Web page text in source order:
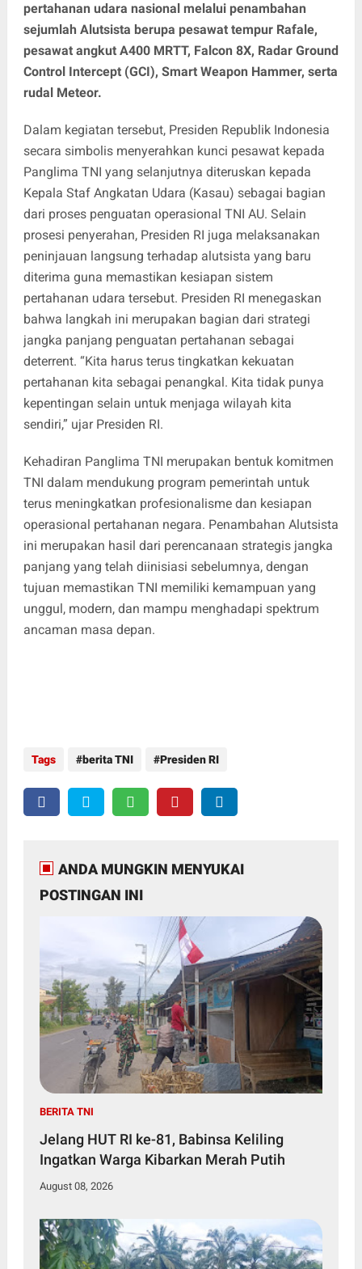
pertahanan udara nasional melalui penambahan
sejumlah Alutsista berupa pesawat tempur Rafale,
pesawat angkut A400 MRTT, Falcon 8X, Radar Ground
Control Intercept (GCI), Smart Weapon Hammer, serta
rudal Meteor.
Dalam kegiatan tersebut, Presiden Republik Indonesia
secara simbolis menyerahkan kunci pesawat kepada
Panglima TNI yang selanjutnya diteruskan kepada
Kepala Staf Angkatan Udara (Kasau) sebagai bagian
dari proses penguatan operasional TNI AU. Selain
prosesi penyerahan, Presiden RI juga melaksanakan
peninjauan langsung terhadap alutsista yang baru
diterima guna memastikan kesiapan sistem
pertahanan udara tersebut. Presiden RI menegaskan
bahwa langkah ini merupakan bagian dari strategi
jangka panjang penguatan pertahanan sebagai
deterrent. “Kita harus terus tingkatkan kekuatan
pertahanan kita sebagai penangkal. Kita tidak punya
kepentingan selain untuk menjaga wilayah kita
sendiri,” ujar Presiden RI.
Kehadiran Panglima TNI merupakan bentuk komitmen
TNI dalam mendukung program pemerintah untuk
terus meningkatkan profesionalisme dan kesiapan
operasional pertahanan negara. Penambahan Alutsista
ini merupakan hasil dari perencanaan strategis jangka
panjang yang telah diinisiasi sebelumnya, dengan
tujuan memastikan TNI memiliki kemampuan yang
unggul, modern, dan mampu menghadapi spektrum
ancaman masa depan.
Tags berita TNI Presiden RI
ANDA MUNGKIN MENYUKAI
POSTINGAN INI
BERITA TNI
Jelang HUT RI ke-81, Babinsa Keliling
Ingatkan Warga Kibarkan Merah Putih
August 08, 2026